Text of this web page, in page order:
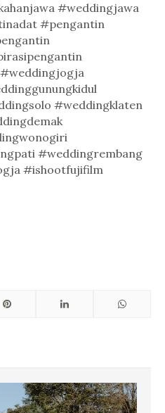
#weddingjawa
#pengantin
#weddingklaten
#weddingrembang
#ishootfujifilm